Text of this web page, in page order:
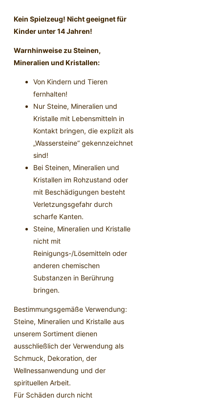
Kein Spielzeug! Nicht geeignet für
Kinder unter 14 Jahren!
Warnhinweise zu Steinen,
Mineralien und Kristallen:
Von Kindern und Tieren
fernhalten!
Nur Steine, Mineralien und
Kristalle mit Lebensmitteln in
Kontakt bringen, die explizit als
„Wassersteine“ gekennzeichnet
sind!
Bei Steinen, Mineralien und
Kristallen im Rohzustand oder
mit Beschädigungen besteht
Verletzungsgefahr durch
scharfe Kanten.
Steine, Mineralien und Kristalle
nicht mit
Reinigungs-/Lösemitteln oder
anderen chemischen
Substanzen in Berührung
bringen.
Bestimmungsgemäße Verwendung:
Steine, Mineralien und Kristalle aus
unserem Sortiment dienen
ausschließlich der Verwendung als
Schmuck, Dekoration, der
Wellnessanwendung und der
spirituellen Arbeit.
Für Schäden durch nicht